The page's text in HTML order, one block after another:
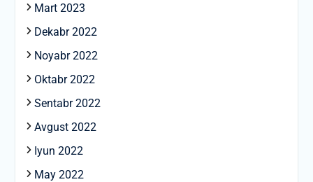
Mart 2023
Dekabr 2022
Noyabr 2022
Oktabr 2022
Sentabr 2022
Avgust 2022
Iyun 2022
May 2022